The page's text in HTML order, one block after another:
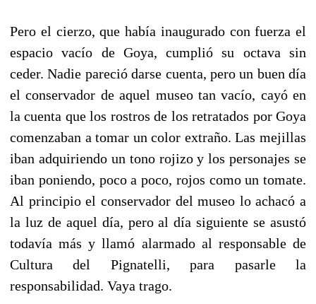
Pero el cierzo, que había inaugurado con fuerza el
espacio vacío de Goya, cumplió su octava sin
ceder. Nadie pareció darse cuenta, pero un buen día
el conservador de aquel museo tan vacío, cayó en
la cuenta que los rostros de los retratados por Goya
comenzaban a tomar un color extraño. Las mejillas
iban adquiriendo un tono rojizo y los personajes se
iban poniendo, poco a poco, rojos como un tomate.
Al principio el conservador del museo lo achacó a
la luz de aquel día, pero al día siguiente se asustó
todavía más y llamó alarmado al responsable de
Cultura del Pignatelli, para pasarle la
responsabilidad. Vaya trago.